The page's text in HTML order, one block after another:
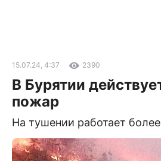
15.07.24, 4:37 2390
В Бурятии
пожар
На тушении работает